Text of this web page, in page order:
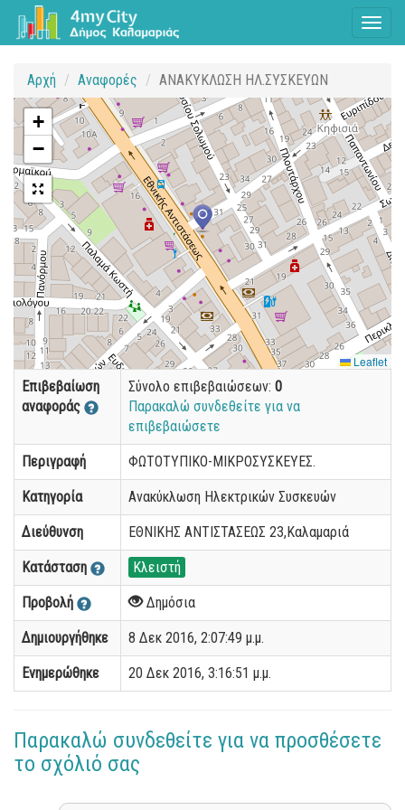
Αρχή Αναφορές ΑΝΑΚΥΚΛΩΣΗ ΗΛ.ΣΥΣΚΕΥΩΝ
+
−
Leaflet
Επιβεβαίωση
αναφοράς
Σύνολο επιβεβαιώσεων: 0
Παρακαλώ συνδεθείτε για να
επιβεβαιώσετε
Περιγραφή ΦΩΤΟΤΥΠΙΚΟ-ΜΙΚΡΟΣΥΣΚΕΥΕΣ.
Κατηγορία Ανακύκλωση Ηλεκτρικών Συσκευών
Διεύθυνση ΕΘΝΙΚΗΣ ΑΝΤΙΣΤΑΣΕΩΣ 23,Καλαμαριά
Κατάσταση Κλειστή
Προβολή Δημόσια
Δημιουργήθηκε 8 Δεκ 2016, 2:07:49 μ.μ.
Ενημερώθηκε 20 Δεκ 2016, 3:16:51 μ.μ.
Παρακαλώ συνδεθείτε για να προσθέσετε
το σχόλιό σας